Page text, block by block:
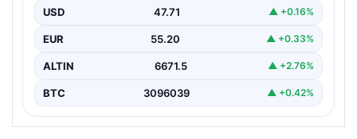
Hukuki Adım Attı”, “content”: “ Galatasaray Spor…
USD 47.71 ▲ +0.16%
EUR 55.20 ▲ +0.33%
ALTIN 6671.5 ▲ +2.76%
BTC 3096039 ▲ +0.42%